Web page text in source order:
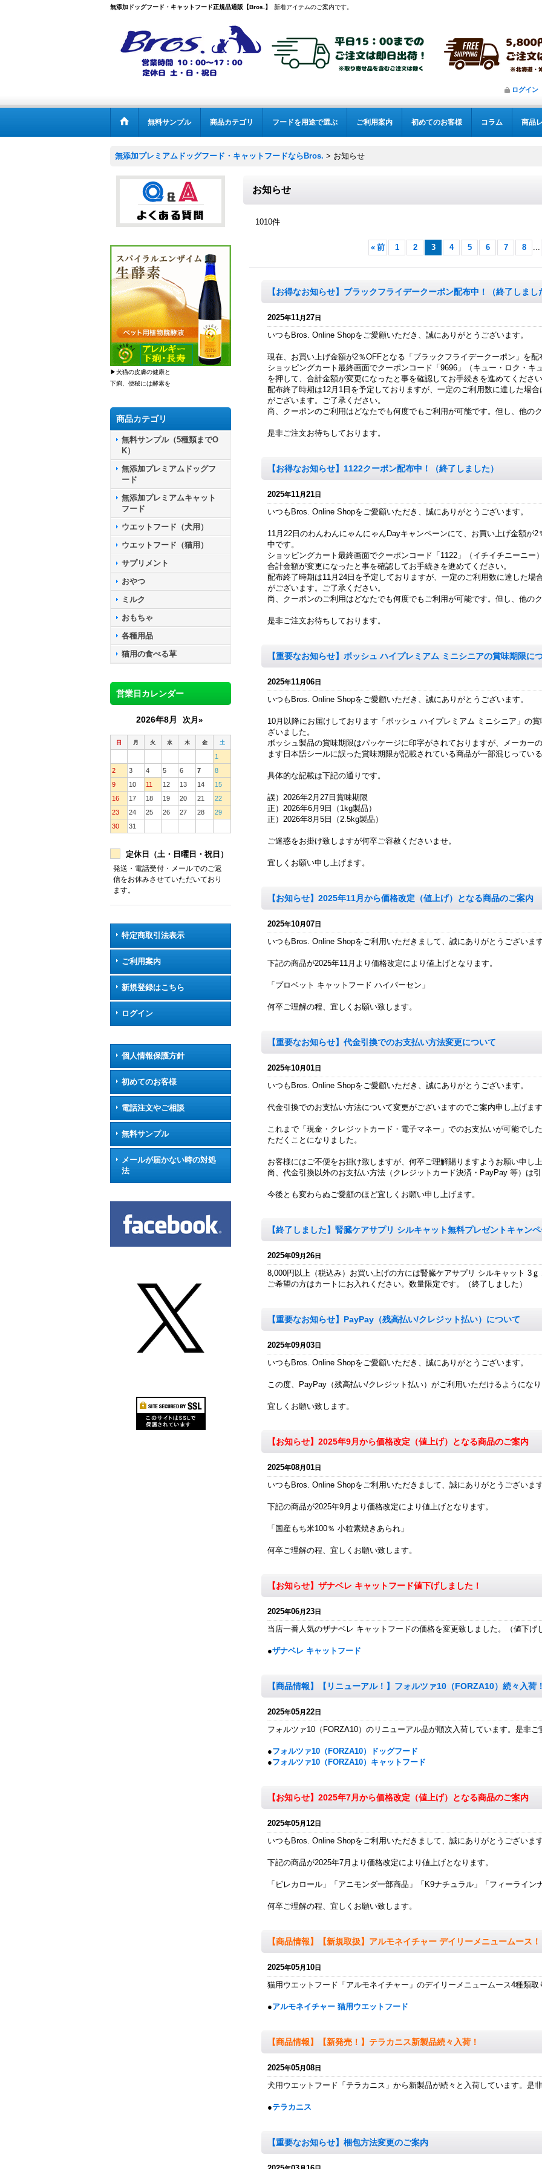
無添加ドッグフード・キャットフード正規品通販【Bros.】 新着アイテムのご案内です。
ログイン
無料サンプル 商品カテゴリ フードを用途で選ぶ ご利用案内 初めてのお客様 コラム 商品
無添加プレミアムドッグフード・キャットフードならBros. > お知らせ
▶犬猫の皮膚の健康と
下痢、便秘には酵素を
商品カテゴリ
無料サンプル（5種類までO
K）
無添加プレミアムドッグフ
ード
無添加プレミアムキャット
フード
ウエットフード（犬用）
ウエットフード（猫用）
サプリメント
おやつ
ミルク
おもちゃ
各種用品
猫用の食べる草
営業日カレンダー
2026年8月 次月»
日 月 火 水 木 金 土
1
2
3 4 5 6 7
8
9
10 11 12 13 14
15
16
17 18 19 20 21
22
23
24 25 26 27 28
29
30
31
定休日（土・日曜日・祝日）
発送・電話受付・メールでのご返
信をお休みさせていただいており
ます。
特定商取引法表示
ご利用案内
新規登録はこちら
ログイン
個人情報保護方針
初めてのお客様
電話注文やご相談
無料サンプル
メールが届かない時の対処
法
お知らせ
1010件
« 前 1 2 3 4 5 6 7 8 ...
【お得なお知らせ】ブラックフライデークーポン配布中！（終了しまし
2025年11月27日
いつもBros. Online Shopをご愛顧いただき、誠にありがとうございます。
現在、お買い上げ金額が2％OFFとなる「ブラックフライデークーポン」を配
ショッピングカート最終画面でクーポンコード「9696」（キュー・ロク・キ
を押して、合計金額が変更になったと事を確認してお手続きを進めてくださ
配布終了時期は12月1日を予定しておりますが、一定のご利用数に達した場
がございます。ご了承ください。
尚、クーポンのご利用はどなたでも何度でもご利用が可能です。但し、他の
是非ご注文お待ちしております。
【お得なお知らせ】1122クーポン配布中！（終了しました）
2025年11月21日
いつもBros. Online Shopをご愛顧いただき、誠にありがとうございます。
11月22日のわんわんにゃんにゃんDayキャンペーンにて、お買い上げ金額が
中です。
ショッピングカート最終画面でクーポンコード「1122」（イチイチニーニー
合計金額が変更になったと事を確認してお手続きを進めてください。
配布終了時期は11月24日を予定しておりますが、一定のご利用数に達した場
がございます。ご了承ください。
尚、クーポンのご利用はどなたでも何度でもご利用が可能です。但し、他の
是非ご注文お待ちしております。
【重要なお知らせ】ボッシュ ハイプレミアム ミニシニアの賞味期限に
2025年11月06日
いつもBros. Online Shopをご愛顧いただき、誠にありがとうございます。
10月以降にお届けしております「ボッシュ ハイプレミアム ミニシニア」の
ざいました。
ボッシュ製品の賞味期限はパッケージに印字がされておりますが、メーカー
ます日本語シールに誤った賞味期限が記載されている商品が一部混じってい
具体的な記載は下記の通りです。
誤）2026年2月27日賞味期限
正）2026年6月9日（1kg製品）
正）2026年8月5日（2.5kg製品）
ご迷惑をお掛け致しますが何卒ご容赦くださいませ。
宜しくお願い申し上げます。
【お知らせ】2025年11月から価格改定（値上げ）となる商品のご案内
2025年10月07日
いつもBros. Online Shopをご利用いただきまして、誠にありがとうございま
下記の商品が2025年11月より価格改定により値上げとなります。
「プロベット キャットフード ハイパーセン」
何卒ご理解の程、宜しくお願い致します。
【重要なお知らせ】代金引換でのお支払い方法変更について
2025年10月01日
いつもBros. Online Shopをご愛顧いただき、誠にありがとうございます。
代金引換でのお支払い方法について変更がございますのでご案内申し上げま
これまで「現金・クレジットカード・電子マネー」でのお支払いが可能でし
ただくことになりました。
お客様にはご不便をお掛け致しますが、何卒ご理解賜りますようお願い申し
尚、代金引換以外のお支払い方法（クレジットカード決済・PayPay 等）は
今後とも変わらぬご愛顧のほど宜しくお願い申し上げます。
【終了しました】腎臓ケアサプリ シルキャット無料プレゼントキャン
2025年09月26日
8,000円以上（税込み）お買い上げの方には腎臓ケアサプリ シルキャット 3
ご希望の方はカートにお入れください。数量限定です。（終了しました）
【重要なお知らせ】PayPay（残高払い/クレジット払い）について
2025年09月03日
いつもBros. Online Shopをご愛顧いただき、誠にありがとうございます。
この度、PayPay（残高払い/クレジット払い）がご利用いただけるようにな
宜しくお願い致します。
【お知らせ】2025年9月から価格改定（値上げ）となる商品のご案内
2025年08月01日
いつもBros. Online Shopをご利用いただきまして、誠にありがとうございま
下記の商品が2025年9月より価格改定により値上げとなります。
「国産もち米100％ 小粒素焼きあられ」
何卒ご理解の程、宜しくお願い致します。
【お知らせ】ザナベレ キャットフード値下げしました！
2025年06月23日
当店一番人気のザナベレ キャットフードの価格を変更致しました。（値下げ
●ザナベレ キャットフード
【商品情報】【リニューアル！】フォルツァ10（FORZA10）続々入荷
2025年05月22日
フォルツァ10（FORZA10）のリニューアル品が順次入荷しています。是非ご
●フォルツァ10（FORZA10）ドッグフード
●フォルツァ10（FORZA10）キャットフード
【お知らせ】2025年7月から価格改定（値上げ）となる商品のご案内
2025年05月12日
いつもBros. Online Shopをご利用いただきまして、誠にありがとうございま
下記の商品が2025年7月より価格改定により値上げとなります。
「ピレカロール」「アニモンダ一部商品」「K9ナチュラル」「フィーライン
何卒ご理解の程、宜しくお願い致します。
【商品情報】【新規取扱】アルモネイチャー デイリーメニュームース！
2025年05月10日
猫用ウエットフード「アルモネイチャー」のデイリーメニュームース4種類
●アルモネイチャー 猫用ウエットフード
【商品情報】【新発売！】テラカニス新製品続々入荷！
2025年05月08日
犬用ウエットフード「テラカニス」から新製品が続々と入荷しています。是
●テラカニス
【重要なお知らせ】梱包方法変更のご案内